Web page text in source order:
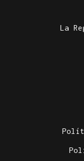
La